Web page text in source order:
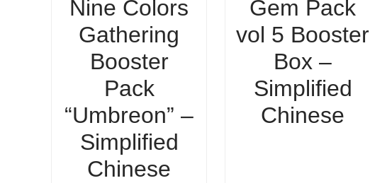
Nine Colors
Gathering
Booster
Pack
“Umbreon” –
Simplified
Chinese
Gem Pack
vol 5 Booster
Box –
Simplified
Chinese